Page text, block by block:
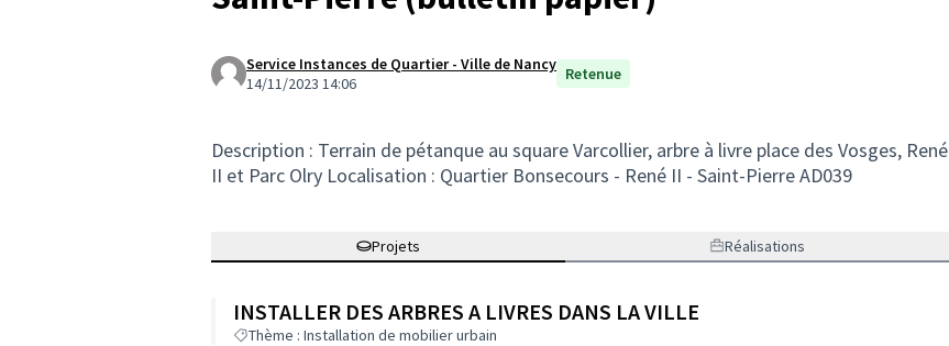
Service Instances de Quartier - Ville de Nancy
14/11/2023 14:06
Retenue
Description : Terrain de pétanque au square Varcollier, arbre à livre place des Vosges, René
II et Parc Olry Localisation : Quartier Bonsecours - René II - Saint-Pierre AD039
Projets Réalisations
INSTALLER DES ARBRES A LIVRES DANS LA VILLE
Thème : Installation de mobilier urbain